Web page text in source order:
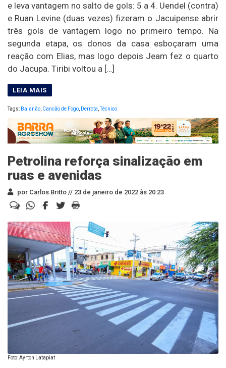
e leva vantagem no salto de gols: 5 a 4. Uendel (contra)
e Ruan Levine (duas vezes) fizeram o Jacuipense abrir
três gols de vantagem logo no primeiro tempo. Na
segunda etapa, os donos da casa esboçaram uma
reação com Elias, mas logo depois Jeam fez o quarto
do Jacupa. Tiribi voltou a […]
Tags: Baianão, Cancão de Fogo, Derrota, Técnico
Petrolina reforça sinalização em
ruas e avenidas
por Carlos Britto // 23 de janeiro de 2022 às 20:23
Foto: Ayrton Latapiat